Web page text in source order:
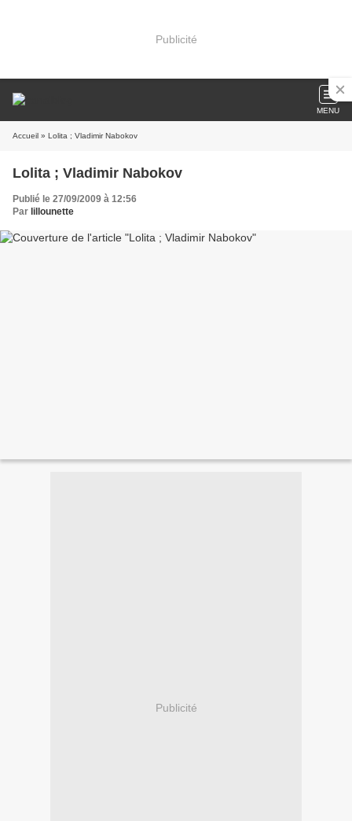
Publicité
MENU
Accueil » Lolita ; Vladimir Nabokov
Lolita ; Vladimir Nabokov
Publié le 27/09/2009 à 12:56
Par lillounette
Publicité